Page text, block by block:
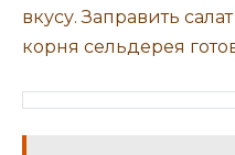
вкусу. Заправить
корня сельдерея